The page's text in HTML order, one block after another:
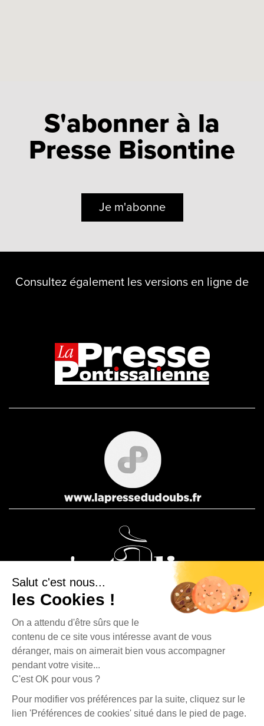
Salut c'est nous...
les Cookies !
On a attendu d'être sûrs que le
contenu de ce site vous intéresse avant de vous
déranger, mais on aimerait bien vous accompagner
pendant votre visite...
C'est OK pour vous ?
Pour modifier vos préférences par la suite, cliquez sur le
lien 'Préférences de cookies' situé dans le pied de page.
S'abonner à la
Presse Bisontine
Je m'abonne
Consultez également les versions en ligne de
La Presse Bisontine, La Presse Pontissalienne et Le journal
C’est à dire sont des éditions du Groupe Publipresse.
La Presse Bisontine - 4, rue Fontaine l'Épine - 25500 Morteau | Tél. : 03 81 67 90 80 |
contact@publipresse.fr
Propriété du journal La Presse Bisontine | Mentions légales |Données personnelles